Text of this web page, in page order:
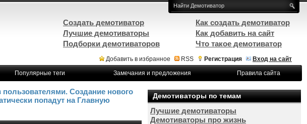
Добавить в избранное RSS Регистрация
Вход на сайт
Популярные теги Замечания и предложения Правила сайта
Создание нового
попадут на Главную
Демотиваторы по темам
Лучшие демотиваторы
Демотиваторы про жизнь
Создать демотиватор
Лучшие демотиваторы
Подборки демотиваторов
Как создать демотиватор
Как добавить на сайт
Что такое демотиватор